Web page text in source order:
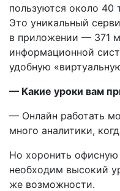
пользуются около 40
Это уникальный
в приложении — 371
информационной
удобную
— Какие уроки вам
— Онлайн работать
много аналитики,
Но хоронить офисную
необходим высокий
же возможности.